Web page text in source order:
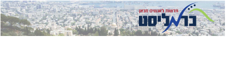
לחץ
כאן
לחץ
כדי